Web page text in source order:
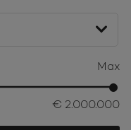
Max
€ 2.000.000